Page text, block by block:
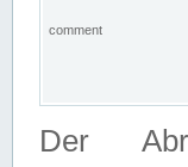
comment
Der